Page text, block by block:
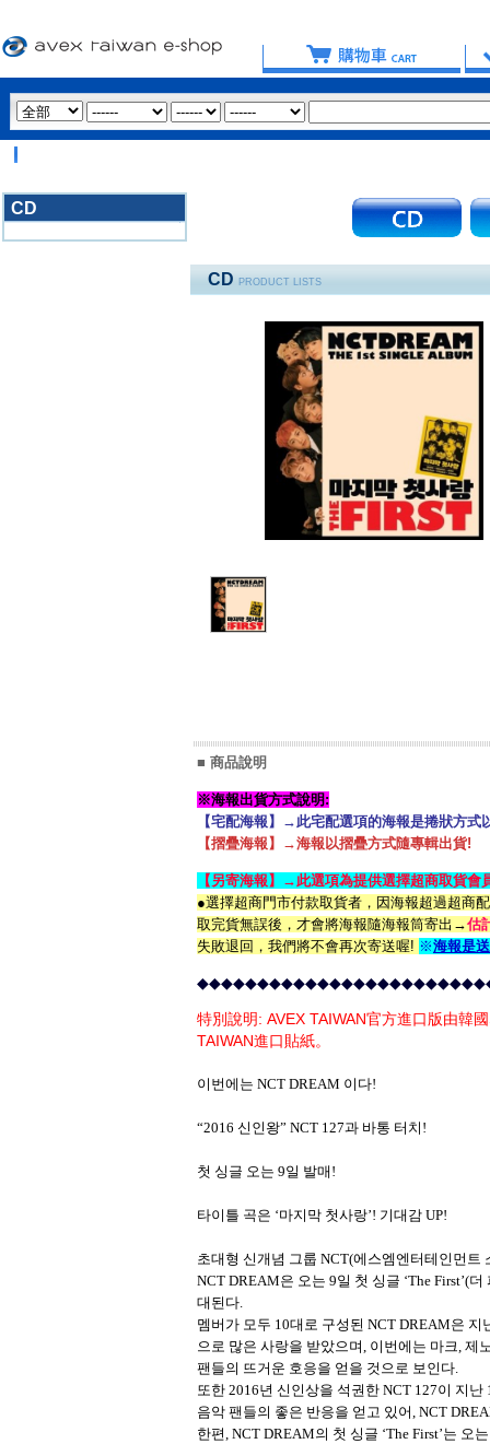
CD
CD PRODUCT LISTS
■ 商品說明
※海報出貨方式說明:
【宅配海報】→此宅配選項的海報是捲狀方式
【摺疊海報】→海報以摺疊方式隨專輯出貨!
【另寄海報】→此選項為提供選擇超商取貨會
●選擇超商門市付款取貨者，因海報超過超商
取完貨無誤後，才會將海報隨海報筒寄出→估
失敗退回，我們將不會再次寄送喔! ※海報是
特別說明: AVEX TAIWAN官方進口版由韓
TAIWAN進口貼紙。
이번에는 NCT DREAM 이다!
“2016 신인왕” NCT 127과 바통 터치!
첫 싱글 오는 9일 발매!
타이틀 곡은 ‘마지막 첫사랑’! 기대감 UP!
초대형 신개념 그룹 NCT(에스엠엔터테인먼트
NCT DREAM은 오는 9일 첫 싱글 ‘The First’(
대된다.
멤버가 모두 10대로 구성된 NCT DREAM은 지
으로 많은 사랑을 받았으며, 이번에는 마크, 제
팬들의 뜨거운 호응을 얻을 것으로 보인다.
또한 2016년 신인상을 석권한 NCT 127이 지
음악 팬들의 좋은 반응을 얻고 있어, NCT
한편, NCT DREAM의 첫 싱글 ‘The First’는 오